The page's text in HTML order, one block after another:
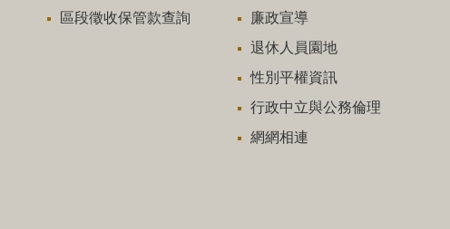
區段徵收保管款查詢
廉政宣導
退休人員園地
性別平權資訊
行政中立與公務倫理
網網相連